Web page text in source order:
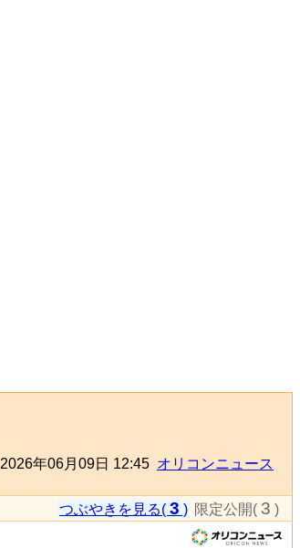
2026年06月09日 12:45 オリコンニュース
つぶやきを見る( 3 ) 限定公開( 3 )